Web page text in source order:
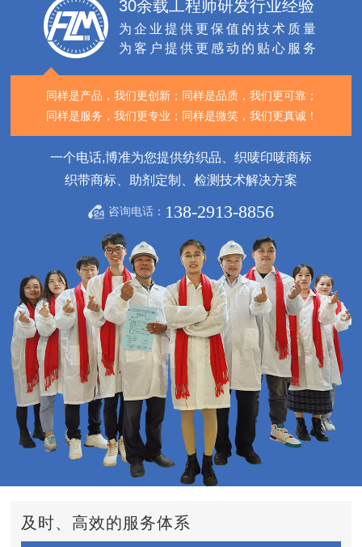
30余载工程师研发行业经验
为企业提供更保值的技术质量
为客户提供更感动的贴心服务
同样是产品，我们更创新； 同样是品质，我们更可靠；
同样是服务，我们更专业； 同样是微笑，我们更真诚！
一个电话,博准为您提供纺织品、织唛印唛商标
织带商标、助剂定制、检测技术解决方案
咨询电话： 138-2913-8856
及时、高效的服务体系